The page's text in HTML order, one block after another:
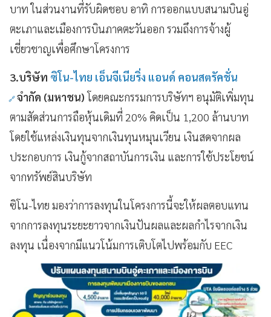
บาท ในส่วนงานที่รับผิดชอบ อาทิ การออกแบบสนามบินอู่
ตะเภาและเมืองการบินภาคตะวันออก รวมถึงการจ้างผู้
เชี่ยวชาญเพื่อศึกษาโครงการ
3.บริษัท ซิโน-ไทย เอ็นจีเนียริ่ง แอนด์ คอนสตรัคชั่น
จำกัด (มหาชน)โดยคณะกรรมการบริษัทฯ อนุมัติเพิ่มทุน
ตามสัดส่วนการถือหุ้นเดิมที่ 20% คิดเป็น 1,200 ล้านบาท
โดยใช้แหล่งเงินทุนจากเงินทุนหมุนเวียน เงินสดจากผล
ประกอบการ เงินกู้จากสถาบันการเงิน และการใช้ประโยชน์
จากทรัพย์สินบริษัท
ซิโน-ไทย มองว่าการลงทุนในโครงการนี้จะให้ผลตอบแทน
จากการลงทุนระยะยาวจากเงินปันผลและผลกำไรจากเงิน
ลงทุน เนื่องจากมีแนวโน้มการเติบโตไปพร้อมกับ EEC